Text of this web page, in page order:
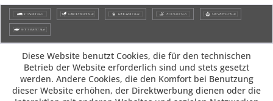
Diese Website benutzt Cookies, die für den technischen
Betrieb der Website erforderlich sind und stets gesetzt
werden. Andere Cookies, die den Komfort bei Benutzung
dieser Website erhöhen, der Direktwerbung dienen oder die